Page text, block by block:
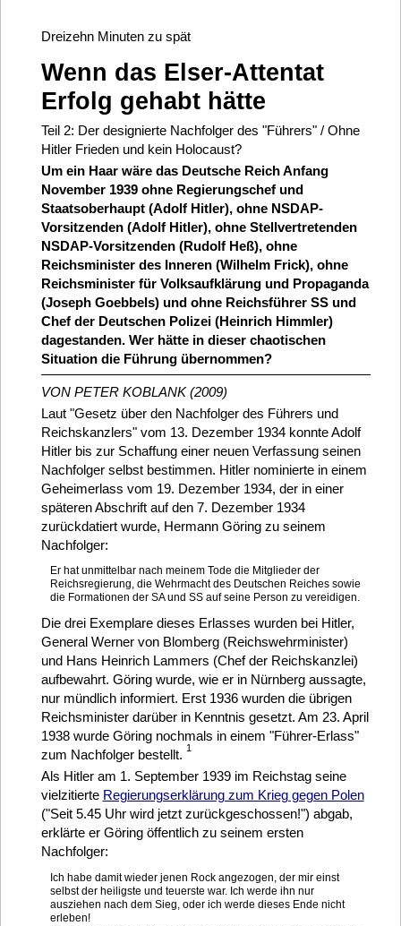
Dreizehn Minuten zu spät
Wenn das Elser-Attentat
Erfolg gehabt hätte
Teil 2: Der designierte Nachfolger des "Führers" / Ohne
Hitler Frieden und kein Holocaust?
Um ein Haar wäre das Deutsche Reich Anfang
November 1939 ohne Regierungschef und
Staatsoberhaupt (Adolf Hitler), ohne NSDAP-
Vorsitzenden (Adolf Hitler), ohne Stellvertretenden
NSDAP-Vorsitzenden (Rudolf Heß), ohne
Reichsminister des Inneren (Wilhelm Frick), ohne
Reichsminister für Volksaufklärung und Propaganda
(Joseph Goebbels) und ohne Reichsführer SS und
Chef der Deutschen Polizei (Heinrich Himmler)
dagestanden. Wer hätte in dieser chaotischen
Situation die Führung übernommen?
VON PETER KOBLANK (2009)
Laut "Gesetz über den Nachfolger des Führers und
Reichskanzlers" vom 13. Dezember 1934 konnte Adolf
Hitler bis zur Schaffung einer neuen Verfassung seinen
Nachfolger selbst bestimmen. Hitler nominierte in einem
Geheimerlass vom 19. Dezember 1934, der in einer
späteren Abschrift auf den 7. Dezember 1934
zurückdatiert wurde, Hermann Göring zu seinem
Nachfolger:
Er hat unmittelbar nach meinem Tode die Mitglieder der
Reichsregierung, die Wehrmacht des Deutschen Reiches sowie
die Formationen der SA und SS auf seine Person zu vereidigen.
Die drei Exemplare dieses Erlasses wurden bei Hitler,
General Werner von Blomberg (Reichswehrminister)
und Hans Heinrich Lammers (Chef der Reichskanzlei)
aufbewahrt. Göring wurde, wie er in Nürnberg aussagte,
nur mündlich informiert. Erst 1936 wurden die übrigen
Reichsminister darüber in Kenntnis gesetzt. Am 23. April
1938 wurde Göring nochmals in einem "Führer-Erlass"
zum Nachfolger bestellt. 1
Als Hitler am 1. September 1939 im Reichstag seine
vielzitierte Regierungserklärung zum Krieg gegen Polen
("Seit 5.45 Uhr wird jetzt zurückgeschossen!") abgab,
erklärte er Göring öffentlich zu seinem ersten
Nachfolger:
Ich habe damit wieder jenen Rock angezogen, der mir einst
selbst der heiligste und teuerste war. Ich werde ihn nur
ausziehen nach dem Sieg, oder ich werde dieses Ende nicht
erleben!